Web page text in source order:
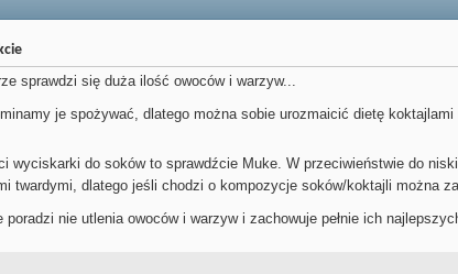
sprawdzi się duża ilość owoców i warzyw...
je spożywać, dlatego można sobie urozmaicić dietę
wyciskarki do soków to sprawdźcie Muke. W przeciwieństwie do
twardymi, dlatego jeśli chodzi o kompozycje soków/koktajli można
nie utlenia owoców i warzyw i zachowuje pełnie ich